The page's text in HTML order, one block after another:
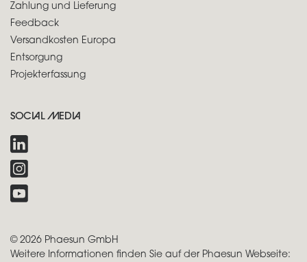
Zahlung und Lieferung
Feedback
Versandkosten Europa
Entsorgung
Projekterfassung
SOCIAL MEDIA
© 2026 Phaesun GmbH
Weitere Informationen finden Sie auf der Phaesun Webseite: